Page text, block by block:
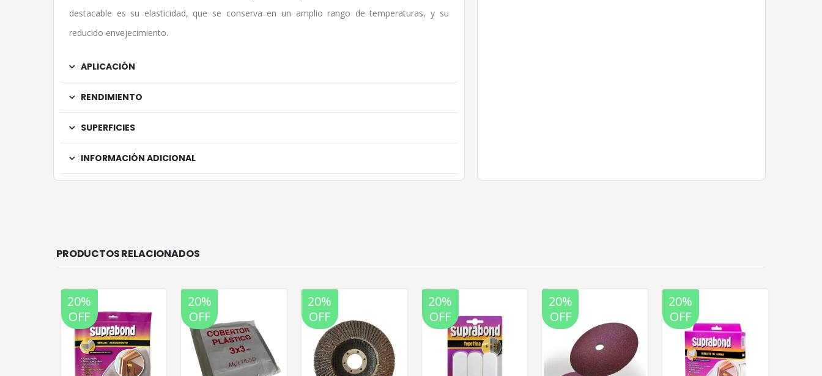
destacable es su elasticidad, que se conserva en un amplio rango de temperaturas, y su
reducido envejecimiento.
APLICACIÓN
RENDIMIENTO
SUPERFICIES
INFORMACIÓN ADICIONAL
PRODUCTOS RELACIONADOS
20%
OFF
20%
OFF
20%
OFF
20%
OFF
20%
OFF
20%
OFF